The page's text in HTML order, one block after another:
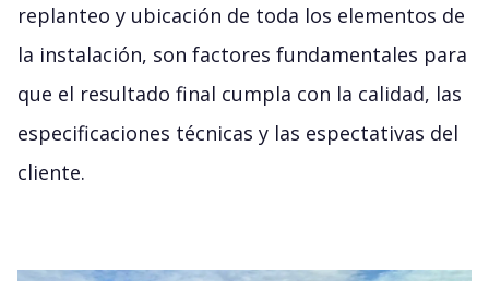
replanteo y ubicación de toda los elementos de
la instalación, son factores fundamentales para
que el resultado final cumpla con la calidad, las
especificaciones técnicas y las espectativas del
cliente.